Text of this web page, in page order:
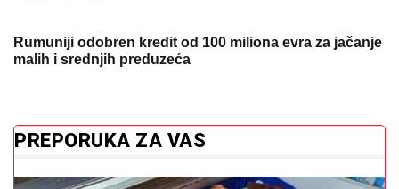
Rumuniji odobren kredit od 100 miliona evra za jačanje
malih i srednjih preduzeća
PREPORUKA ZA VAS